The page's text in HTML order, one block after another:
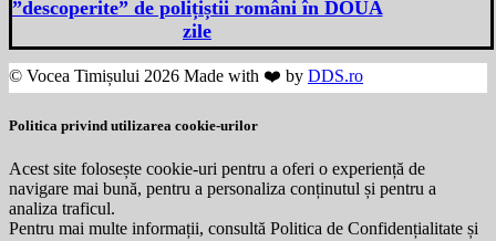
”descoperite” de polițiștii români în DOUĂ
zile
© Vocea Timișului 2026 Made with ❤️ by DDS.ro
Politica privind utilizarea cookie-urilor
Acest site folosește cookie-uri pentru a oferi o experiență de
navigare mai bună, pentru a personaliza conținutul și pentru a
analiza traficul.
Pentru mai multe informații, consultă Politica de Confidențialitate și